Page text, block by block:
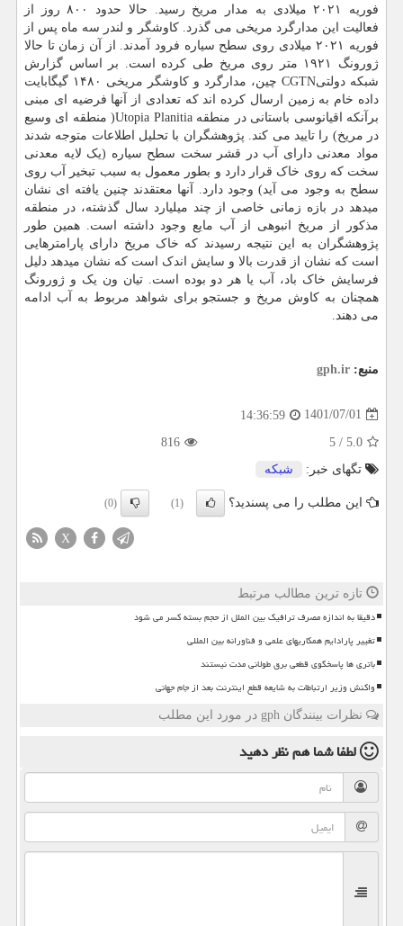
فوریه ۲۰۲۱ میلادی به مدار مریخ رسید. حالا حدود ۸۰۰ روز از
فعالیت این مدارگرد مریخی می گذرد. کاوشگر و لندر سه ماه پس از
فوریه ۲۰۲۱ میلادی روی سطح سیاره فرود آمدند. از آن زمان تا حالا
ژورونگ ۱۹۲۱ متر روی مریخ طی کرده است. بر اساس گزارش
شبکه دولتیCGTN چین، مدارگرد و کاوشگر مریخی ۱۴۸۰ گیگابایت
داده خام به زمین ارسال کرده اند که تعدادی از آنها فرضیه ای مبنی
برآنکه اقیانوسی باستانی در منطقه Utopia Planitia( منطقه ای وسیع
در مریخ) را تایید می کند. پژوهشگران با تحلیل اطلاعات متوجه شدند
مواد معدنی دارای آب در قشر سخت سطح سیاره (یک لایه معدنی
سخت که روی خاک قرار دارد و بطور معمول به سبب تبخیر آب روی
سطح به وجود می آید) وجود دارد. آنها معتقدند چنین یافته ای نشان
میدهد در بازه زمانی خاصی از چند میلیارد سال گذشته، در منطقه
مذکور از مریخ انبوهی از آب مایع وجود داشته است. همین طور
پژوهشگران به این نتیجه رسیدند که خاک مریخ دارای پارامترهایی
است که نشان از قدرت بالا و سایش اندک است که نشان میدهد دلیل
فرسایش خاک باد، آب یا هر دو بوده است. تیان ون یک و ژورونگ
همچنان به کاوش مریخ و جستجو برای شواهد مربوط به آب ادامه
می دهند.
منبع: gph.ir
1401/07/01
14:36:59
5.0
/
5
816
تگهای خبر:
شبكه
این مطلب را می پسندید؟ (1)
(0)
X
تازه ترین مطالب مرتبط
دقیقا به اندازه مصرف ترافیک بین الملل از حجم بسته کسر می شود
تغییر پارادایم همکاریهای علمی و فناورانه بین المللی
باتری ها پاسخگوی قطعی برق طولانی مدت نیستند
واکنش وزیر ارتباطات به شایعه قطع اینترنت بعد از جام جهانی
نظرات بینندگان gph در مورد این مطلب
لطفا شما همنظر دهید